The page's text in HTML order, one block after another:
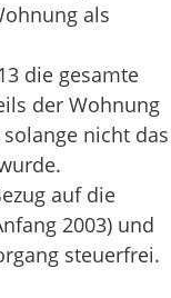
als
die gesamte
der Wohnung
nicht das
auf die
2003) und
steuerfrei.